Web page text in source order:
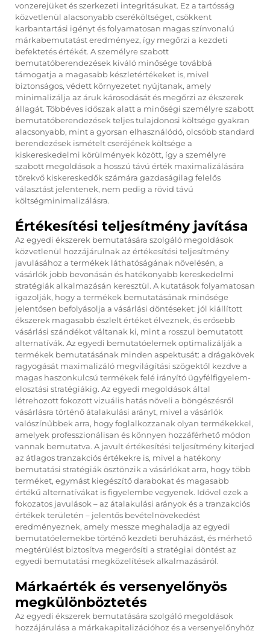
vonzerejüket és szerkezeti integritásukat. Ez a tartósság
közvetlenül alacsonyabb cseréköltséget, csökkent
karbantartási igényt és folyamatosan magas színvonalú
márkabemutatást eredményez, így megőrzi a kezdeti
befektetés értékét. A személyre szabott
bemutatóberendezések kiváló minősége továbbá
támogatja a magasabb készletértékeket is, mivel
biztonságos, védett környezetet nyújtanak, amely
minimalizálja az áruk károsodását és megőrzi az ékszerek
állagát. Többéves időszak alatt a minőségi személyre szabott
bemutatóberendezések teljes tulajdonosi költsége gyakran
alacsonyabb, mint a gyorsan elhasználódó, olcsóbb standard
berendezések ismételt cseréjének költsége a
kiskereskedelmi körülmények között, így a személyre
szabott megoldások a hosszú távú érték maximalizálására
törekvő kiskereskedők számára gazdaságilag felelős
választást jelentenek, nem pedig a rövid távú
költségminimalizálásra.
Értékesítési teljesítmény javítása
Az egyedi ékszerek bemutatására szolgáló megoldások
közvetlenül hozzájárulnak az értékesítési teljesítmény
javulásához a termékek láthatóságának növelésén, a
vásárlók jobb bevonásán és hatékonyabb kereskedelmi
stratégiák alkalmazásán keresztül. A kutatások folyamatosan
igazolják, hogy a termékek bemutatásának minősége
jelentősen befolyásolja a vásárlási döntéseket: jól kiállított
ékszerek magasabb észlelt értéket élveznek, és erősebb
vásárlási szándékot váltanak ki, mint a rosszul bemutatott
alternatívák. Az egyedi bemutatóelemek optimalizálják a
termékek bemutatásának minden aspektusát: a drágakövek
ragyogását maximalizáló megvilágítási szögektől kezdve a
magas haszonkulcsú termékek felé irányító ügyfélfigyelem-
elosztási stratégiákig. Az egyedi megoldások által
létrehozott fokozott vizuális hatás növeli a böngészésről
vásárlásra történő átalakulási arányt, mivel a vásárlók
valószínűbbek arra, hogy foglalkozzanak olyan termékekkel,
amelyek professzionálisan és könnyen hozzáférhető módon
vannak bemutatva. A javult értékesítési teljesítmény kiterjed
az átlagos tranzakciós értékekre is, mivel a hatékony
bemutatási stratégiák ösztönzik a vásárlókat arra, hogy több
terméket, egymást kiegészítő darabokat és magasabb
értékű alternatívákat is figyelembe vegyenek. Idővel ezek a
fokozatos javulások – az átalakulási arányok és a tranzakciós
értékek területén – jelentős bevételnövekedést
eredményeznek, amely messze meghaladja az egyedi
bemutatóelemekbe történő kezdeti beruházást, és mérhető
megtérülést biztosítva megerősíti a stratégiai döntést az
egyedi bemutatási megközelítések alkalmazásáról.
Márkaérték és versenyelőnyös
megkülönböztetés
Az egyedi ékszerek bemutatására szolgáló megoldások
hozzájárulása a márkakapitalizációhoz és a versenyelőnyhöz